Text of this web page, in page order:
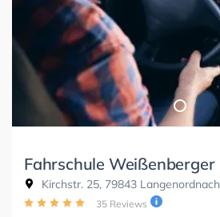
Fahrschule Weißenberger
Kirchstr. 25, 79843 Langenordnach
35 Reviews